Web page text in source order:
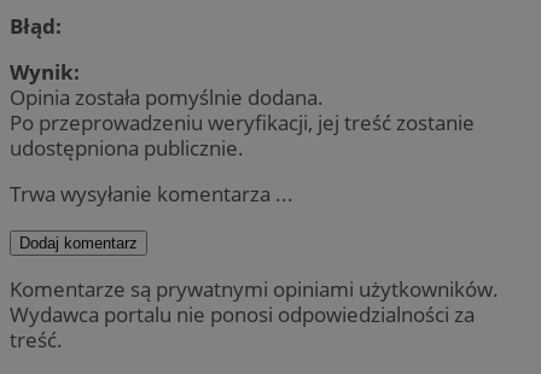
Błąd:
Wynik:
Opinia została pomyślnie dodana.
Po przeprowadzeniu weryfikacji, jej treść zostanie
udostępniona publicznie.
Trwa wysyłanie komentarza ...
Dodaj komentarz
Komentarze są prywatnymi opiniami użytkowników.
Wydawca portalu nie ponosi odpowiedzialności za
treść.